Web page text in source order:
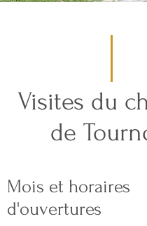
Visites du
de
Mois et horaires
d'ouvertures